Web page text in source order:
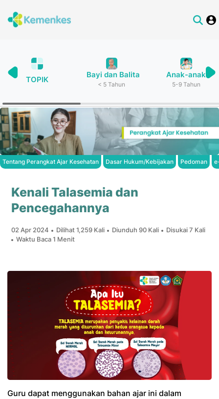
TOPIK
Bayi dan Balita
< 5 Tahun
Anak-anak
5-9 Tahun
Tentang Perangkat Ajar Kesehatan Dasar Hukum/Kebijakan Pedoman
Kenali Talasemia dan
Pencegahannya
02 Apr 2024 Dilihat 1,259 Kali Diunduh 90 Kali
Disukai 7 Kali
Waktu Baca 1 Menit
Guru dapat menggunakan bahan ajar ini dalam